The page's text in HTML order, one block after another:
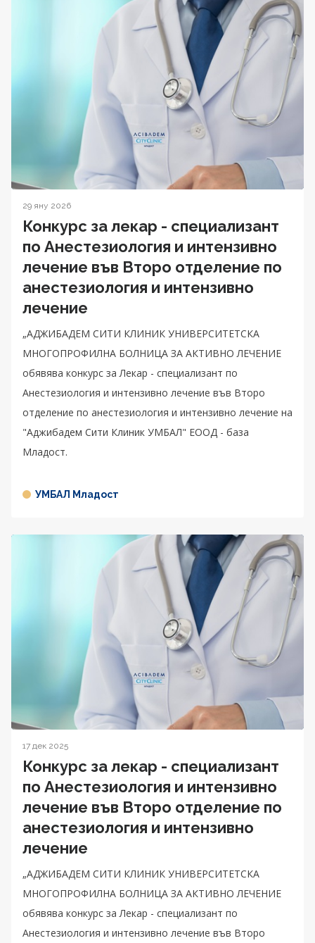
29 яну 2026
Конкурс за лекар - специализант
по Анестезиология и интензивно
лечение във Второ отделение по
анестезиология и интензивно
лечение
„АДЖИБАДЕМ СИТИ КЛИНИК УНИВЕРСИТЕТСКА
МНОГОПРОФИЛНА БОЛНИЦА ЗА АКТИВНО ЛЕЧЕНИЕ
обявява конкурс за Лекар - специализант по
Анестезиология и интензивно лечение във Второ
отделение по анестезиология и интензивно лечение на
"Аджибадем Сити Клиник УМБАЛ" ЕООД - база
Младост.
УМБАЛ Младост
17 дек 2025
Конкурс за лекар - специализант
по Анестезиология и интензивно
лечение във Второ отделение по
анестезиология и интензивно
лечение
„АДЖИБАДЕМ СИТИ КЛИНИК УНИВЕРСИТЕТСКА
МНОГОПРОФИЛНА БОЛНИЦА ЗА АКТИВНО ЛЕЧЕНИЕ
обявява конкурс за Лекар - специализант по
Анестезиология и интензивно лечение във Второ